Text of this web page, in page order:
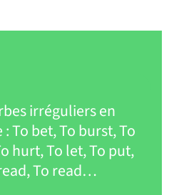
irréguliers en
To bet, To burst, To
hurt, To let, To put,
To read…